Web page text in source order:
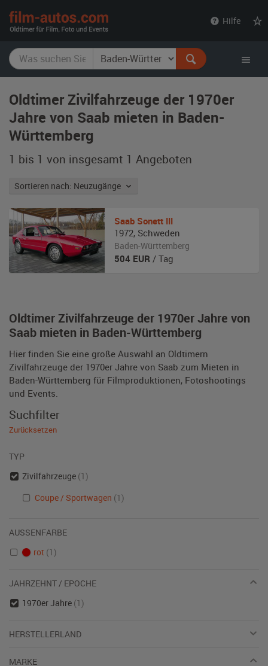
Hilfe
Oldtimer Zivilfahrzeuge der 1970er
Jahre von Saab mieten in Baden-
Württemberg
1 bis 1 von insgesamt 1 Angeboten
Sortieren nach: Neuzugänge
Oldtimer Zivilfahrzeuge der 1970er Jahre von
Saab mieten in Baden-Württemberg
Hier finden Sie eine große Auswahl an Oldtimern
Zivilfahrzeuge der 1970er Jahre von Saab zum Mieten in
Baden-Württemberg für Filmproduktionen, Fotoshootings
und Events.
Saab Sonett III
1972, Schweden
Baden-Württemberg
504 EUR / Tag
Suchfilter
Zurücksetzen
TYP
Zivilfahrzeuge (1)
Coupe / Sportwagen (1)
AUSSENFARBE
rot (1)
JAHRZEHNT / EPOCHE
1970er Jahre (1)
HERSTELLERLAND
MARKE